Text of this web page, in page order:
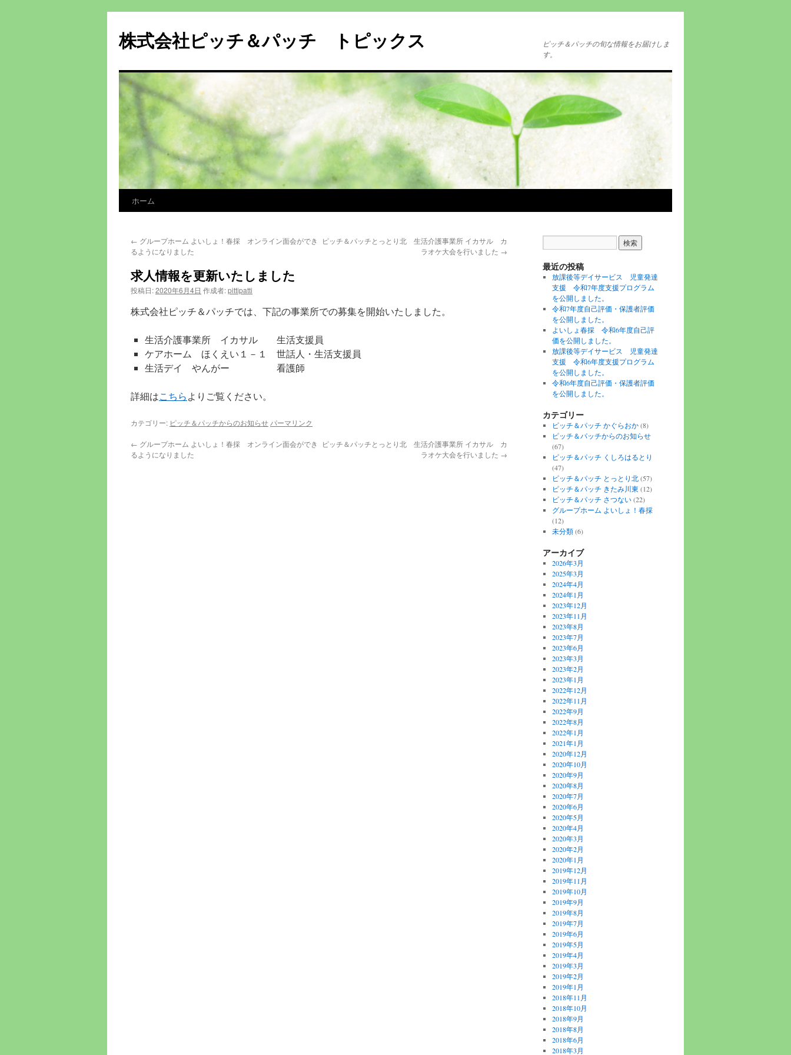
株式会社ピッチ＆パッチ トピックス
ピッチ＆パッチの旬な情報をお届けしま
す。
ツ
へ
プ
ホーム
← グループホーム よいしょ！春採 オンライン面会ができ
るようになりました
ピッチ＆パッチとっとり北 生活介護事業所 イカサル カ
ラオケ大会を行いました →
求人情報を更新いたしました
投稿日:2020年6月4日 作成者:pittipatti
株式会社ピッチ＆パッチでは、下記の事業所での募集を開始いたしました。
生活介護事業所 イカサル 生活支援員
ケアホーム ほくえい１－１ 世話人・生活支援員
生活デイ やんがー 看護師
詳細はこちらよりご覧ください。
カテゴリー: ピッチ＆パッチからのお知らせ パーマリンク
← グループホーム よいしょ！春採 オンライン面会ができ
るようになりました
ピッチ＆パッチとっとり北 生活介護事業所 イカサル カ
ラオケ大会を行いました →
最近の投稿
放課後等デイサービス 児童発達
支援 令和7年度支援プログラム
を公開しました。
令和7年度自己評価・保護者評価
を公開しました。
よいしょ春採 令和6年度自己評
価を公開しました。
放課後等デイサービス 児童発達
支援 令和6年度支援プログラム
を公開しました。
令和6年度自己評価・保護者評価
を公開しました。
カテゴリー
ピッチ＆パッチ かぐらおか(8)
ピッチ＆パッチからのお知らせ
(67)
ピッチ＆パッチ くしろはるとり
(47)
ピッチ＆パッチ とっとり北(57)
ピッチ＆パッチ きたみ川東 (12)
ピッチ＆パッチ さつない(22)
グループホーム よいしょ！春採
(12)
未分類(6)
アーカイブ
2026年3月
2025年3月
2024年4月
2024年1月
2023年12月
2023年11月
2023年8月
2023年7月
2023年6月
2023年3月
2023年2月
2023年1月
2022年12月
2022年11月
2022年9月
2022年8月
2022年1月
2021年1月
2020年12月
2020年10月
2020年9月
2020年8月
2020年7月
2020年6月
2020年5月
2020年4月
2020年3月
2020年2月
2020年1月
2019年12月
2019年11月
2019年10月
2019年9月
2019年8月
2019年7月
2019年6月
2019年5月
2019年4月
2019年3月
2019年2月
2019年1月
2018年11月
2018年10月
2018年9月
2018年8月
2018年6月
2018年3月